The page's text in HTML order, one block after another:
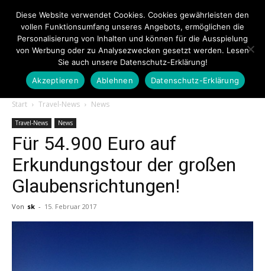
Touristiknews.de
|
Touristiknews
Start Travel-News News
Travel-News News
Für 54.900 Euro auf
Erkundungstour der großen
Glaubensrichtungen!
Von sk - 15. Februar 2017
Diese Website verwendet Cookies. Cookies gewährleisten den
vollen Funktionsumfang unseres Angebots, ermöglichen die
Personalisierung von Inhalten und können für die Ausspielung
von Werbung oder zu Analysezwecken gesetzt werden. Lesen
Sie auch unsere Datenschutz-Erklärung!
Akzeptieren
Ablehnen Datenschutz-Erklärung